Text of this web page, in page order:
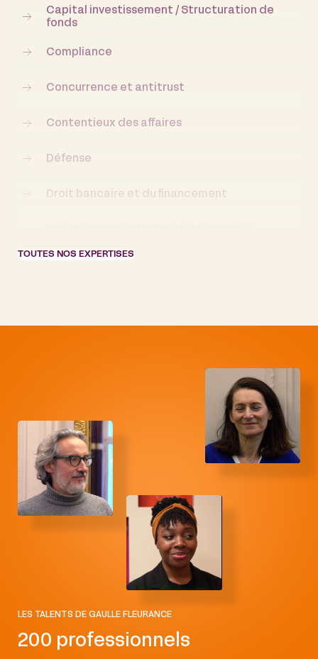
Capital investissement / Structuration de
fonds
Compliance
Concurrence et antitrust
Contentieux des affaires
Défense
Droit bancaire et du financement
Droit des médias et de l’audiovisuel
Droit des technologies et du numérique
Droit du sport
Droit européen
Droit immobilier et de la construction
Droit international public
TOUTES NOS EXPERTISES
LES TALENTS DE GAULLE FLEURANCE
200 professionnels